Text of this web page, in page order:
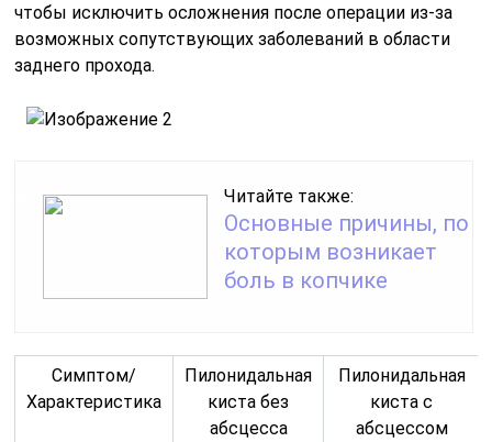
чтобы исключить осложнения после операции из-за
возможных сопутствующих заболеваний в области
заднего прохода.
Читайте также:
Основные причины, по
которым возникает
боль в копчике
Симптом/
Характеристика
Пилонидальная
киста без
абсцесса
Пилонидальная
киста с
абсцессом